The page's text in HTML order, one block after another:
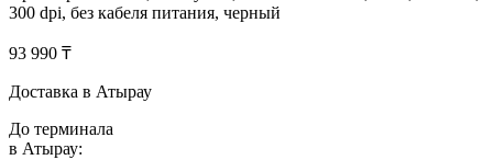
300 dpi, без кабеля питания, черный
93 990 ₸
Доставка в Атырау
До терминала
в Атырау: